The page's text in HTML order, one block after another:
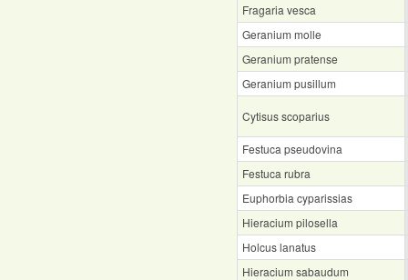
Fragaria vesca
Geranium molle
Geranium pratense
Geranium pusillum
Cytisus scoparius
Festuca pseudovina
Festuca rubra
Euphorbia cyparissias
Hieracium pilosella
Holcus lanatus
Hieracium sabaudum